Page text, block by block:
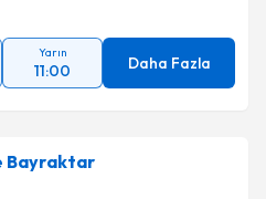
Yarın
11:00 Daha Fazla
Bayraktar